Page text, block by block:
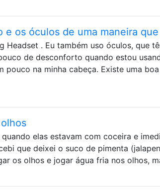
os óculos de uma maneira
Headset . Eu também uso óculos, que
de desconforto quando estou
pouco na minha cabeça. Existe uma
elas estavam com coceira e
que deixei o suco de pimenta
os olhos e jogar água fria nos olhos,